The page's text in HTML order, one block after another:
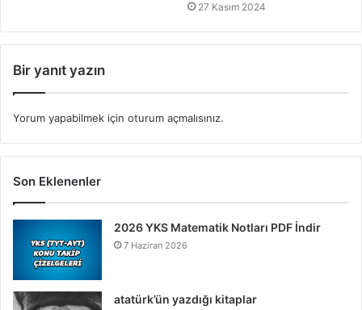
27 Kasım 2024
Bir yanıt yazın
Yorum yapabilmek için oturum açmalısınız.
Son Eklenenler
2026 YKS Matematik Notları PDF İndir
7 Haziran 2026
atatürk’ün yazdığı kitaplar